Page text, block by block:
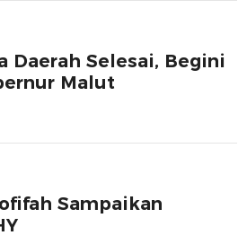
Daerah Selesai, Begini
Malut
Sampaikan